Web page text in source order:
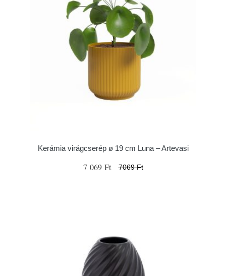
Kerámia virágcserép ø 19 cm Luna – Artevasi
7 069 Ft 7069 Ft